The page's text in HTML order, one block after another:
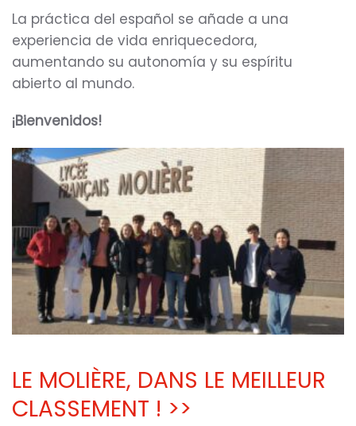
La práctica del español se añade a una
experiencia de vida enriquecedora,
aumentando su autonomía y su espíritu
abierto al mundo.
¡Bienvenidos!
LE MOLIÈRE, DANS LE MEILLEUR
CLASSEMENT ! >>